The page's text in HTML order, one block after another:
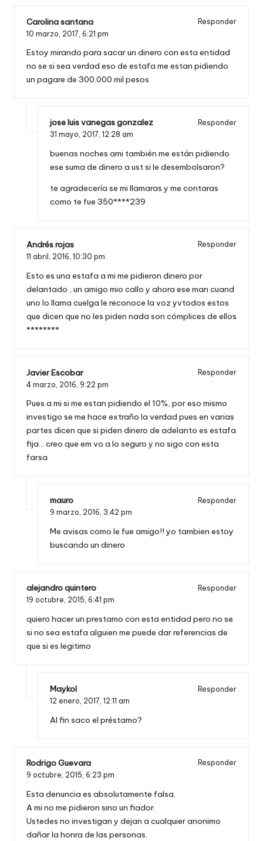
Carolina santana
Responder
10 marzo, 2017, 6:21 pm
Estoy mirando para sacar un dinero con esta entidad
no se si sea verdad eso de estafa me estan pidiendo
un pagare de 300.000 mil pesos
jose luis vanegas gonzalez
Responder
31 mayo, 2017, 12:28 am
buenas noches ami también me están pidiendo
ese suma de dinero a ust si le desembolsaron?
te agradecería se mi llamaras y me contaras
como te fue 350****239
Andrés rojas
Responder
11 abril, 2016, 10:30 pm
Esto es una estafa a mi me pidieron dinero por
delantado , un amigo mio callo y ahora ese man cuand
uno lo llama cuelga le reconoce la voz yvtodos estos
que dicen que no les piden nada son cómplices de ellos
********
Javier Escobar
Responder
4 marzo, 2016, 9:22 pm
Pues a mi si me estan pidiendo el 10%, por eso mismo
investigo se me hace extraño la verdad pues en varias
partes dicen que si piden dinero de adelanto es estafa
fija… creo que em vo a lo seguro y no sigo con esta
farsa
mauro
Responder
9 marzo, 2016, 3:42 pm
Me avisas como le fue amigo!! yo tambien estoy
buscando un dinero
alejandro quintero
Responder
19 octubre, 2015, 6:41 pm
quiero hacer un prestamo con esta entidad pero no se
si no sea estafa alguien me puede dar referencias de
que si es legitimo
Maykol
Responder
12 enero, 2017, 12:11 am
Al fin saco el préstamo?
Rodrigo Guevara
Responder
9 octubre, 2015, 6:23 pm
Esta denuncia es absolutamente falsa.
A mi no me pidieron sino un fiador.
Ustedes no investigan y dejan a cualquier anonimo
dañar la honra de las personas.